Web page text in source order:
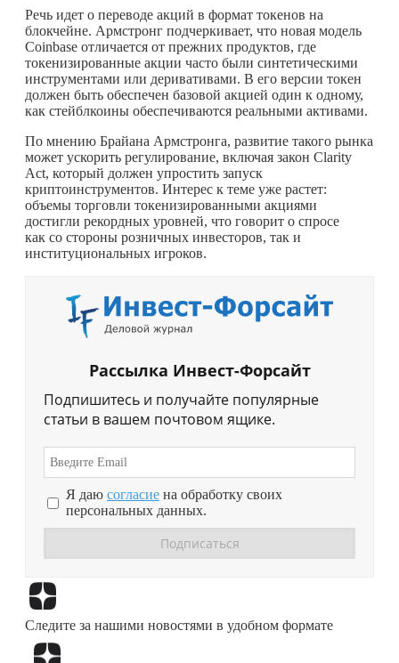
Речь идет о переводе акций в формат токенов на
блокчейне. Армстронг подчеркивает, что новая модель
Coinbase отличается от прежних продуктов, где
токенизированные акции часто были синтетическими
инструментами или деривативами. В его версии токен
должен быть обеспечен базовой акцией один к одному,
как стейблкоины обеспечиваются реальными активами.
По мнению Брайана Армстронга, развитие такого рынка
может ускорить регулирование, включая закон Clarity
Act, который должен упростить запуск
криптоинструментов. Интерес к теме уже растет:
объемы торговли токенизированными акциями
достигли рекордных уровней, что говорит о спросе
как со стороны розничных инвесторов, так и
институциональных игроков.
Рассылка Инвест-Форсайт
Подпишитесь и получайте популярные
статьи в вашем почтовом ящике.
Я даю согласие на обработку своих
персональных данных.
Следите за нашими новостями в удобном формате